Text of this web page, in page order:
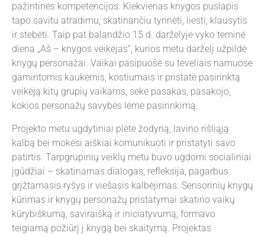
pažintinės kompetencijos. Kiekvienas knygos puslapis
tapo savitu atradimu, skatinančiu tyrinėti, liesti, klausytis
ir stebėti. Taip pat balandžio 15 d. darželyje vyko teminė
diena „Aš – knygos veikėjas“, kurios metu darželį užpildė
knygų personažai. Vaikai pasipuošė su tėveliais namuose
gamintomis kaukėmis, kostiumais ir pristatė pasirinktą
veikėją kitų grupių vaikams, sekė pasakas, pasakojo,
kokios personažų savybės lėmė pasirinkimą.
Projekto metu ugdytiniai plėtė žodyną, lavino rišliąją
kalbą bei mokėsi aiškiai komunikuoti ir pristatyti savo
patirtis. Tarpgrupinių veiklų metu buvo ugdomi socialiniai
įgūdžiai – skatinamas dialogas, refleksija, pagarbus
grįžtamasis ryšys ir viešasis kalbėjimas. Sensorinių knygų
kūrimas ir knygų personažų pristatymai skatino vaikų
kūrybiškumą, saviraišką ir iniciatyvumą, formavo
teigiamą požiūrį į knygą bei skaitymą. Projektas